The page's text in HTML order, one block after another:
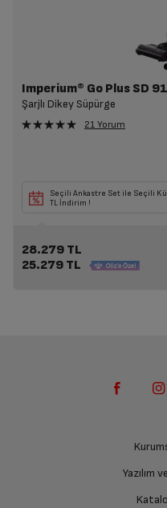
Imperium® Go Plus SD
Şarjlı Dikey Süpürge
21 Yorum
Seçili Ankastre Set ile Seçili
TL İndirim !
28.279 TL
25.279 TL
Yazılım